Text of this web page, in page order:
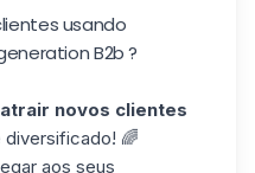
usando
B2b ?
atrair novos clientes
🌈
aos seus